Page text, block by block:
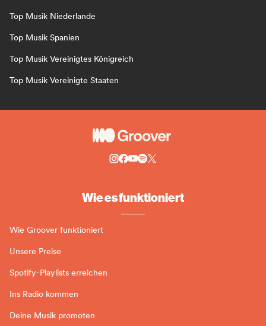
Top Musik Niederlande
Top Musik Spanien
Top Musik Vereinigtes Königreich
Top Musik Vereinigte Staaten
Wie es funktioniert
Wie Groover funktioniert
Unsere Preise
Spotify-Playlists erreichen
Ins Radio kommen
Deine Musik promoten